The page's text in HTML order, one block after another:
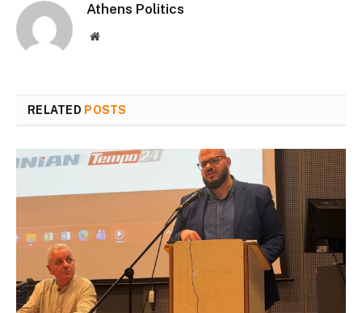
Athens Politics
Website
RELATED POSTS